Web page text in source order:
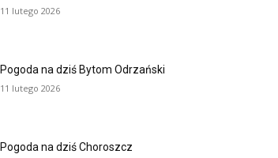
11 lutego 2026
Pogoda na dziś Bytom Odrzański
11 lutego 2026
Pogoda na dziś Choroszcz